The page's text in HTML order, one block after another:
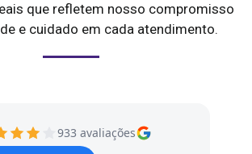
que refletem nosso compromisso
e cuidado em cada atendimento.
933 avaliações